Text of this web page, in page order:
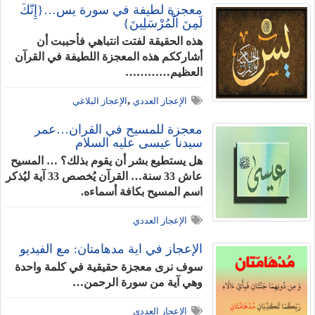
معجزة لطيفة في سورة يس…{إِنَّكَ
لَمِنَ الْمُرْسَلِينَ}
هذه الحقيقة لفتت انتباهي فأحببت أن
أشارككم هذه المعجزة اللطيفة في القرآن
العظيم…………
الإعجاز العددي, الإعجاز البلاغي
معجزة للمسيح في القرآن…عمر
سيدنا عيسى عليه السلام
هل يستطيع بشر أن يقوم بذلك؟ … المسيح
عاش 33 سنة… القرآن يُخصص 33 آية ليُذكر
اسم المسيح بكافة أسماءه.
الإعجاز العددي
الإعجاز في آية مدهامتان: مع الفيديو
سوف نرى معجزة حقيقية في كلمة واحدة
وهي آية من سورة الرحمن…
الإعجاز العددي